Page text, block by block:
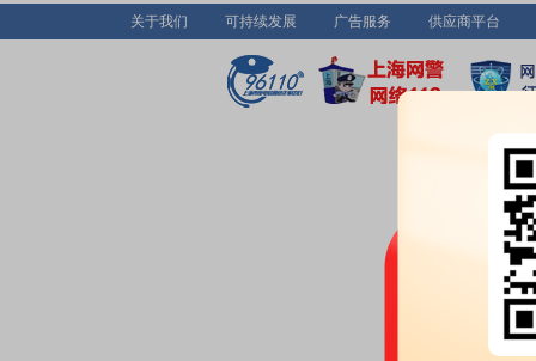
关于我们 可持续发展 广告服务 供应商平台